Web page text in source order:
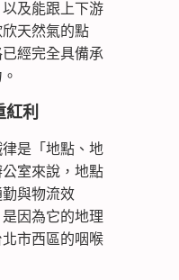
及能跟上下游
天然氣的點
經完全具備承
利
是「地點、地
室來說，地點
與物流效
因為它的地理
市西區的咽喉